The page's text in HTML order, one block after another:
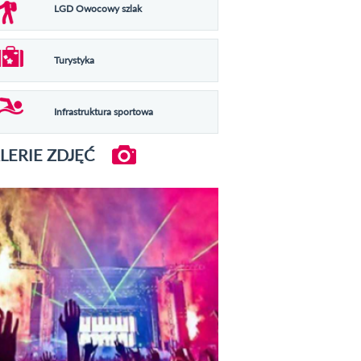
LGD Owocowy szlak
Turystyka
Infrastruktura sportowa
ZDJĘĆ